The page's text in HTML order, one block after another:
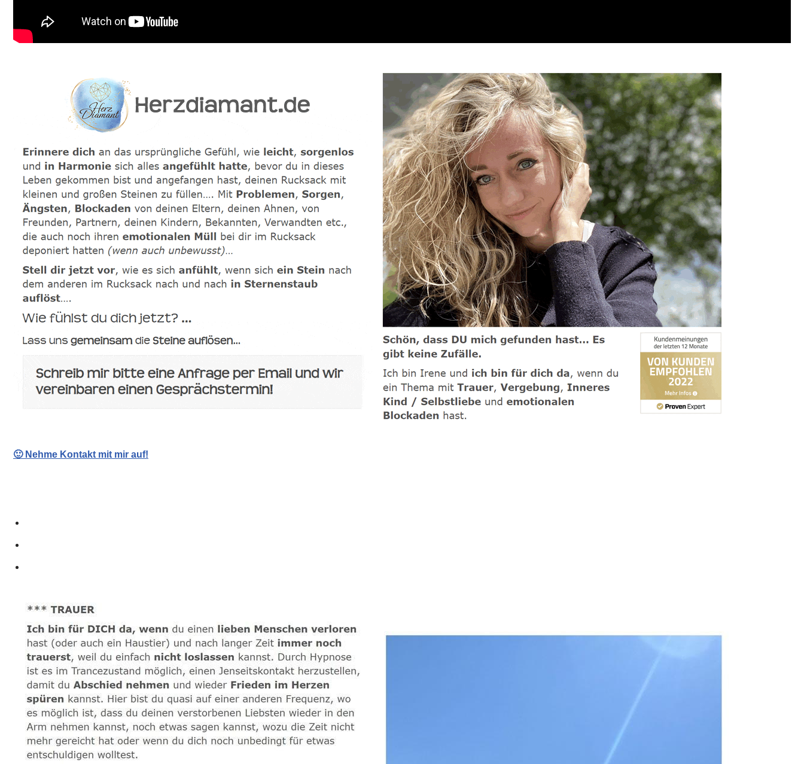
🙂 Nehme Kontakt mit mir auf!